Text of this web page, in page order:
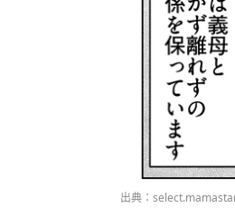
出典：